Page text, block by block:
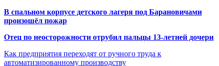
В спальном корпусе детского лагеря под Барановичами
произошёл пожар
Отец по неосторожности отрубил пальцы 13-летней дочери
Как предприятия переходят от ручного труда к
автоматизированному производству